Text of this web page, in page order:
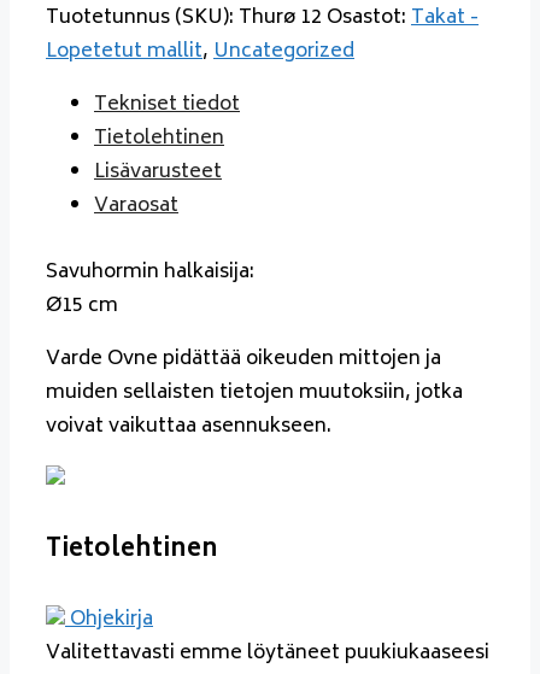
Tuotetunnus (SKU): Thurø 12 Osastot:Takat -
Lopetetut mallit,Uncategorized
Tekniset tiedot
Tietolehtinen
Lisävarusteet
Varaosat
Savuhormin halkaisija:
Ø15 cm
Varde Ovne pidättää oikeuden mittojen ja
muiden sellaisten tietojen muutoksiin, jotka
voivat vaikuttaa asennukseen.
Tietolehtinen
Ohjekirja
Valitettavasti emme löytäneet puukiukaaseesi